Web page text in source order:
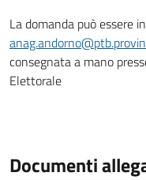
La domanda può essere
consegnata a mano
Elettorale
Documenti